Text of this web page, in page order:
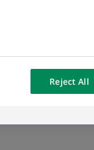
Reject All